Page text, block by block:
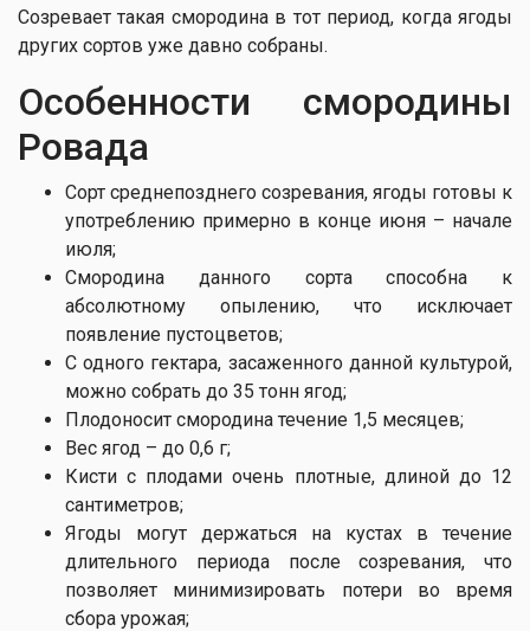
Созревает такая смородина в тот период, когда ягоды
других сортов уже давно собраны.
Особенности смороди​ны
Ровада
Сорт среднепозднего созревания, ягоды готовы к
употреблению примерно в конце июня – начале
июля;
Смородина данного сорта способна к
абсолютному опылению, что исключает
появление пустоцветов;
С одного гектара, засаженного данной культурой,
можно собрать до 35 тонн ягод;
Плодоносит смородина течение 1,5 месяцев;
Вес ягод – до 0,6 г;
Кисти с плодами очень плотные, длиной до 12
сантиметров;
Ягоды могут держаться на кустах в течение
длительного периода после созревания, что
позволяет минимизировать потери во время
сбора урожая;